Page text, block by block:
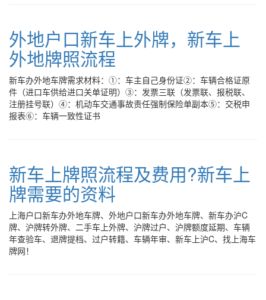
外地户口新车上外牌，新车上
外地牌照流程
新车办外地车牌需求材料：①：车主自己身份证②：车辆合格证原
件（进口车供给进口关单证明）③：发票三联（发票联、报税联、
注册挂号联）④：机动车交通事故责任强制保险单副本⑤：交税申
报表⑥：车辆一致性证书
新车上牌照流程及费用?新车上
牌需要的资料
上海户口新车办外地车牌、外地户口新车办外地车牌、新车办沪C
牌、沪牌转外牌、二手车上外牌、沪牌过户、沪牌额度延期、车辆
年查验车、退牌提档、过户转籍、车辆年审、新车上沪C、找上海车
牌网！